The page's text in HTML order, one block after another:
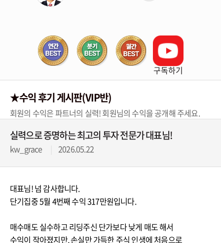
구독하기
★수익 후기 게시판(VIP반)
회원의 수익은 파트너의 실력! 회원님의 수익을 공개해 주세요.
실력으로 증명하는 최고의 투자 전문가 대표님!
kw_grace 2026.05.22
대표님! 넘 감사합니다.
단기집중 5월 4번째 수익 317만원입니다.
매수매도 실수하고 리딩주신 단가보다 낮게 매도 해서
수익이 작아졌지만, 손실만 가득한 주식 인생에 처음으로